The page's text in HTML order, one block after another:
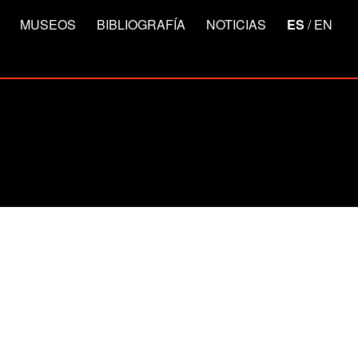
MUSEOS BIBLIOGRAFÍA NOTICIAS ES /EN